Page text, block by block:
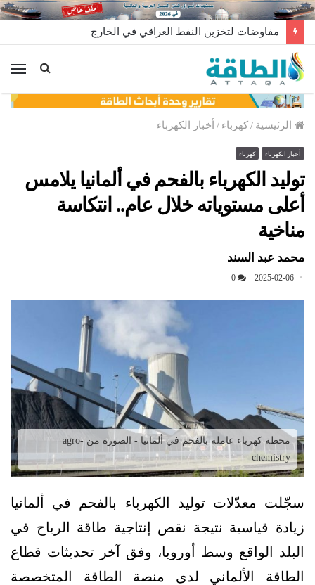
مفاوضات لتخزين النفط العراقي في الخارج
الرئيسية /كهرباء / أخبار الكهرباء
أخبار الكهرباء كهرباء
توليد الكهرباء بالفحم في ألمانيا يلامس
أعلى مستوياته خلال عام.. انتكاسة
مناخية
محمد عبد السند
2025-02-06
0
محطة كهرباء عاملة بالفحم في ألمانيا - الصورة من agro-
chemistry
سجّلت معدّلات توليد الكهرباء بالفحم في ألمانيا
زيادة قياسية نتيجة نقص إنتاجية طاقة الرياح في
البلد الواقع وسط أوروبا، وفق آخر تحديثات قطاع
الطاقة الألماني لدى منصة الطاقة المتخصصة